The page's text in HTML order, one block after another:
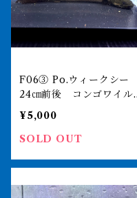
F06③ Po.ウィークシー
24㎝前後 コンゴワイル
ド 買取個体
¥5,000
SOLD OUT